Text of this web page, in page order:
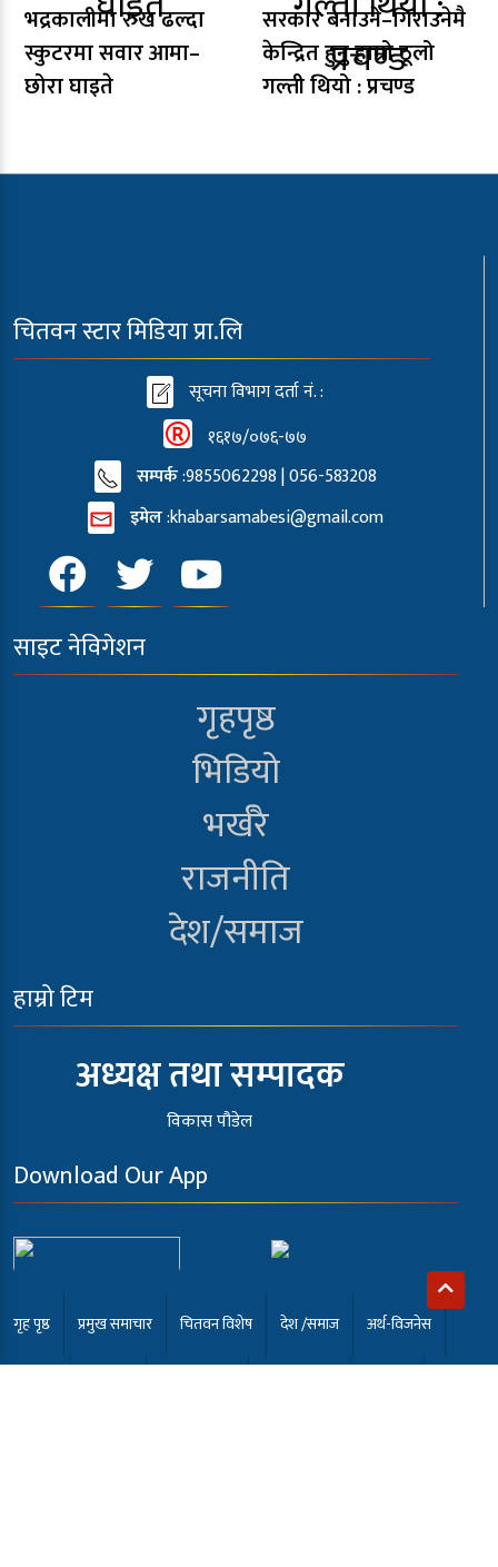
भद्रकालीमा रुख ढल्दा
स्कुटरमा सवार आमा–
छोरा घाइते
सरकार बनाउने–गिराउनेमै
केन्द्रित हुनु हाम्रो ठूलो
गल्ती थियो : प्रचण्ड
चितवन स्टार मिडिया प्रा.लि
सूचना विभाग दर्ता नं. :
१६१७/०७६-७७
सम्पर्क:9855062298 | 056-583208
इमेल:khabarsamabesi@gmail.com
साइट नेविगेशन
गृहपृष्ठ
भिडियो
भर्खरै
राजनीति
देश/समाज
हाम्रो टिम
अध्यक्ष तथा सम्पादक
विकास पौडेल
Download Our App
गृह पृष्ठ प्रमुख समाचार चितवन विशेष देश /समाज अर्थ-विजनेस